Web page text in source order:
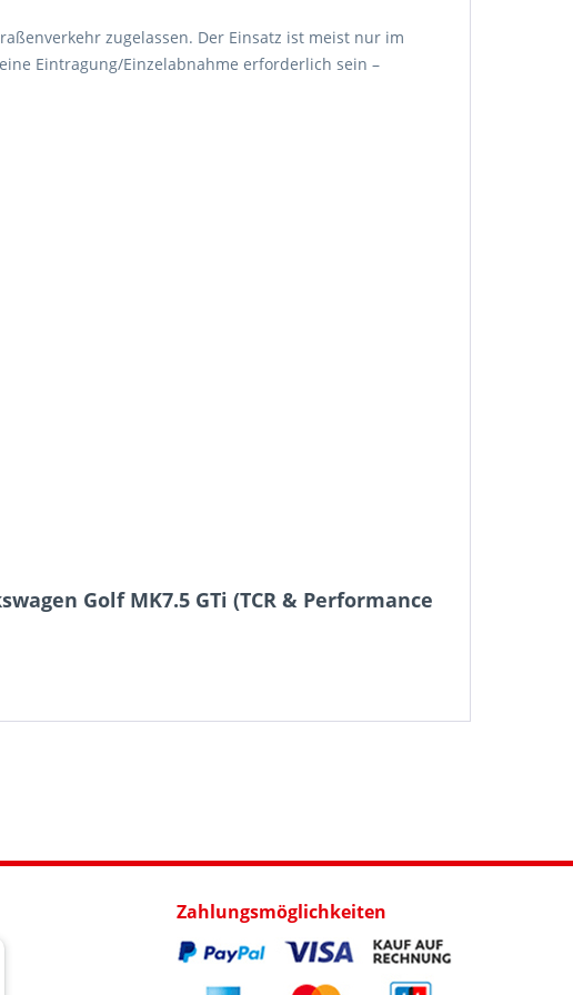
zugelassen. Der Einsatz ist meist nur im
Eintragung/Einzelabnahme erforderlich sein –
Golf MK7.5 GTi (TCR & Performance
Zahlungsmöglichkeiten